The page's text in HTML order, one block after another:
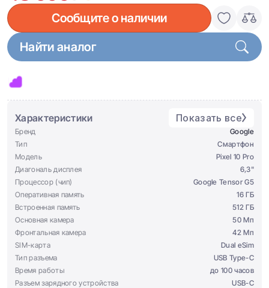
Сообщите о наличии
Найти аналог
Характеристики Показать все
Бренд
Google
Тип
Смартфон
Модель
Pixel 10 Pro
Диагональ дисплея
6,3"
Процессор (чип)
Google Tensor G5
Оперативная память
16 ГБ
Встроенная память
512 ГБ
Основная камера
50 Мп
Фронтальная камера
42 Мп
SIM-карта
Dual eSim
Тип разъема
USB Type-C
Время работы
до 100 часов
Разъем зарядного устройства
USB-C